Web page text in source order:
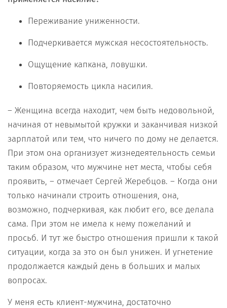
Переживание униженности.
Подчеркивается мужская несостоятельность.
Ощущение капкана, ловушки.
Повторяемость цикла насилия.
– Женщина всегда находит, чем быть недовольной,
начиная от невымытой кружки и заканчивая низкой
зарплатой или тем, что ничего по дому не делается.
При этом она организует жизнедеятельность семьи
таким образом, что мужчине нет места, чтобы себя
проявить, – отмечает Сергей Жеребцов. – Когда они
только начинали строить отношения, она,
возможно, подчеркивая, как любит его, все делала
сама. При этом не имела к нему пожеланий и
просьб. И тут же быстро отношения пришли к такой
ситуации, когда за это он был унижен. И угнетение
продолжается каждый день в больших и малых
вопросах.
У меня есть клиент-мужчина, достаточно